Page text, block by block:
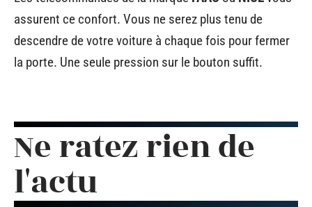
assurent ce confort. Vous ne serez plus tenu de
descendre de votre voiture à chaque fois pour fermer
la porte. Une seule pression sur le bouton suffit.
Ne ratez rien de
l'actu